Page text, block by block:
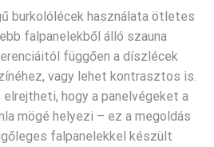
burkolólécek használata ötletes
falpanelekből álló szauna
függően a díszlécek
vagy lehet kontrasztos is.
hogy a panelvégeket a
mögé helyezi – ez a megoldás
falpanelekkel készült